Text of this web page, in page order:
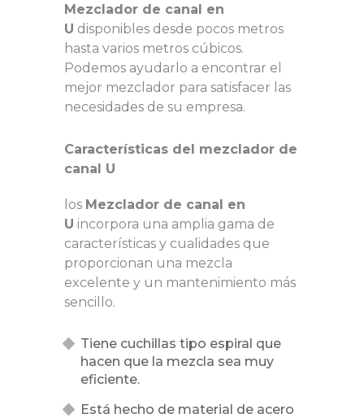
Mezclador de canal en
U disponibles desde pocos metros
hasta varios metros cúbicos.
Podemos ayudarlo a encontrar el
mejor mezclador para satisfacer las
necesidades de su empresa.
Características del mezclador de
canal U
los Mezclador de canal en
U incorpora una amplia gama de
características y cualidades que
proporcionan una mezcla
excelente y un mantenimiento más
sencillo.
Tiene cuchillas tipo espiral que
hacen que la mezcla sea muy
eficiente.
Está hecho de material de acero